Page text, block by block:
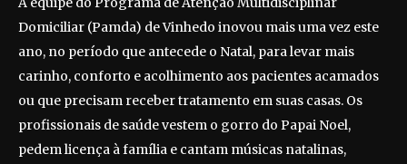
Domiciliar (Pamda) de Vinhedo inovou mais uma vez este
ano, no período que antecede o Natal, para levar mais
carinho, conforto e acolhimento aos pacientes acamados
ou que precisam receber tratamento em suas casas. Os
profissionais de saúde vestem o gorro do Papai Noel,
pedem licença à família e cantam músicas natalinas,